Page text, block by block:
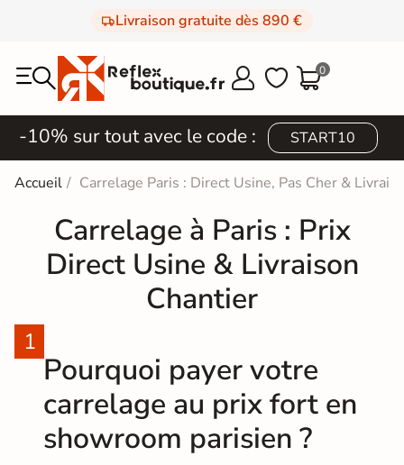
Livraison gratuite dès 890 €
  0
-10% sur tout avec le code : START10
Accueil Carrelage Paris : Direct Usine, Pas Cher &
Carrelage à Paris : Prix
Direct Usine & Livraison
Chantier
Pourquoi payer votre
carrelage au prix fort en
showroom parisien ?